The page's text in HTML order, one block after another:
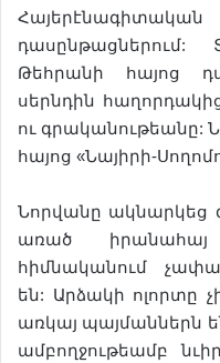
Թեհրանի հայոց
սերնդին
ու գրականութեանը:
հայոց «Նայիրի-
Նորվանը ակնարկեց
առած իրանահայ
հիմնականում
են: Արձակի ոլորտը
առկայ պայմաններն
ամբողջութեամբ